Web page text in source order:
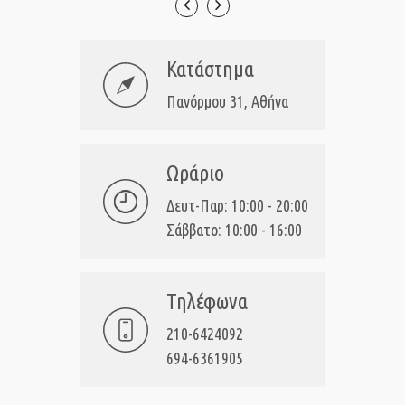
Κατάστημα
Πανόρμου 31, Αθήνα
Ωράριο
Δευτ-Παρ: 10:00 - 20:00
Σάββατο: 10:00 - 16:00
Τηλέφωνα
210-6424092
694-6361905